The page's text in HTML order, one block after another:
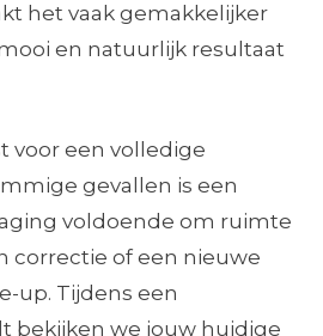
het vaak gemakkelijker
en natuurlijk resultaat
voor een volledige
gevallen is een
voldoende om ruimte
correctie of een nieuwe
up. Tijdens een
bekijken we jouw huidige